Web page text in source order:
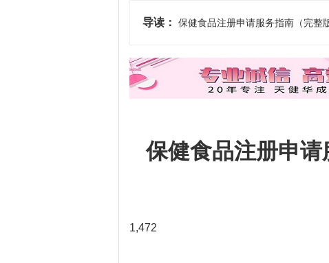
导读： 保健食品注册申请服务指南（完整
保健食品注册申
1,472